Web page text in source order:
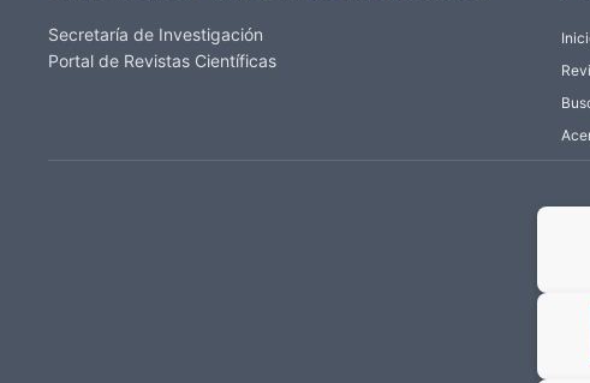
Secretaría de Investigación
Portal de Revistas Científicas